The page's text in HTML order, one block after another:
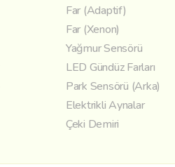
Far (Adaptif)
Far (Xenon)
Yağmur Sensörü
LED Gündüz Farları
Park Sensörü (Arka)
Elektrikli Aynalar
Çeki Demiri